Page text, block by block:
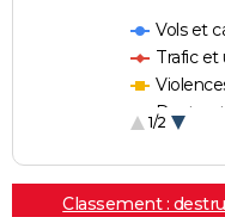
Vols et
Trafic et
1/2
Classement :